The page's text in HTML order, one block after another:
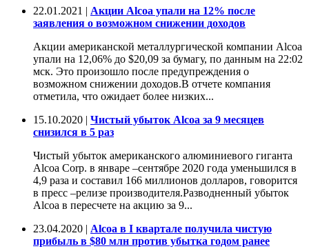
22.01.2021 | Акции Alcoa упали на 12% после
заявления о возможном снижении доходов
Акции американской металлургической компании Alcoa
упали на 12,06% до $20,09 за бумагу, по данным на 22:02
мск. Это произошло после предупреждения о
возможном снижении доходов.В отчете компания
отметила, что ожидает более низких...
15.10.2020 | Чистый убыток Alcoa за 9 месяцев
снизился в 5 раз
Чистый убыток американского алюминиевого гиганта
Alcoa Corp. в январе –сентябре 2020 года уменьшился в
4,9 раза и составил 166 миллионов долларов, говорится
в пресс –релизе производителя.Разводненный убыток
Alcoa в пересчете на акцию за 9...
23.04.2020 | Alcoa в I квартале получила чистую
прибыль в $80 млн против убытка годом ранее